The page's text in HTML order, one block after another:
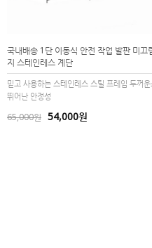
국내배송 1단 이동식 안전 작업 발판 미끄
지 스테인레스 계단
믿고 사용하는 스테인레스 스틸 프레임 두꺼운
뛰어난 안정성
65,000원 54,000원